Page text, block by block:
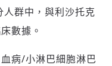
群中，與利沙托克
數據。
病/小淋巴細胞淋巴